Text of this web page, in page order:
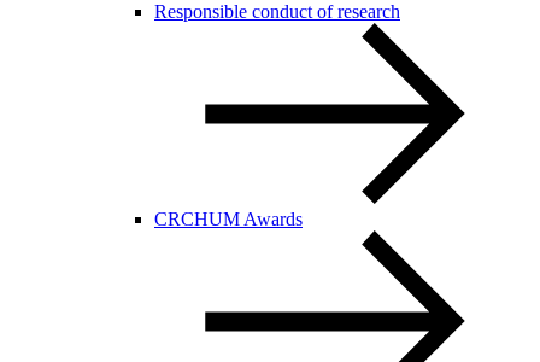
Responsible conduct of research
CRCHUM Awards